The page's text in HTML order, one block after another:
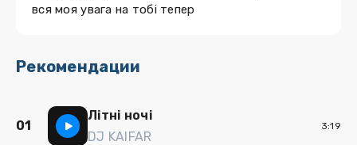
вся моя увага на тобі тепер
Рекомендации
01
Літні ночі
DJ KAIFAR
3:19